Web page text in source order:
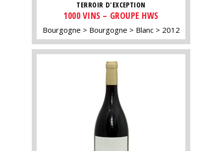
TERROIR D'EXCEPTION
1000 VINS – GROUPE HWS
Bourgogne Bourgogne Blanc 2012